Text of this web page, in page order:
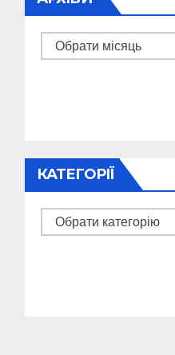
Архіви
КАТЕГОРІЇ
Категорії